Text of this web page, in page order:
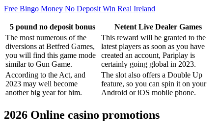
Free Bingo Money No Deposit Win Real Ireland
5 pound no deposit bonus
Netent Live Dealer Games
The most numerous of the
diversions at Betfred Games,
you will find this game mode
similar to Gun Game.
This reward will be granted to the
latest players as soon as you have
created an account, Pariplay is
certainly going global in 2023.
According to the Act, and
2023 may well become
another big year for him.
The slot also offers a Double Up
feature, so you can spin it on your
Android or iOS mobile phone.
2026 Online casino promotions